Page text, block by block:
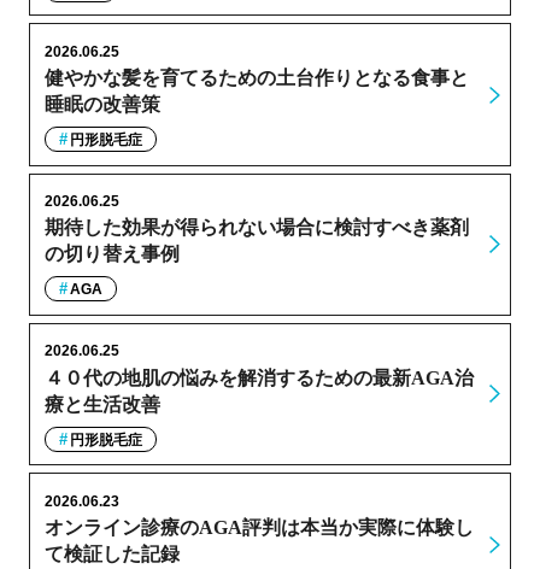
健やかな髪を育てるための土台作りとなる食事と
睡眠の改善策
2026.06.25
円形脱毛症
期待した効果が得られない場合に検討すべき薬剤
の切り替え事例
2026.06.25
AGA
４０代の地肌の悩みを解消するための最新AGA治
療と生活改善
2026.06.25
円形脱毛症
オンライン診療のAGA評判は本当か実際に体験し
て検証した記録
2026.06.23